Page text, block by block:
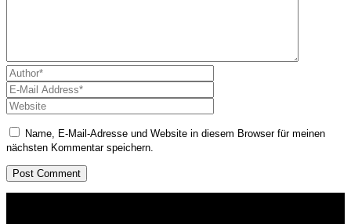
Name, E-Mail-Adresse und Website in diesem Browser für meinen
nächsten Kommentar speichern.